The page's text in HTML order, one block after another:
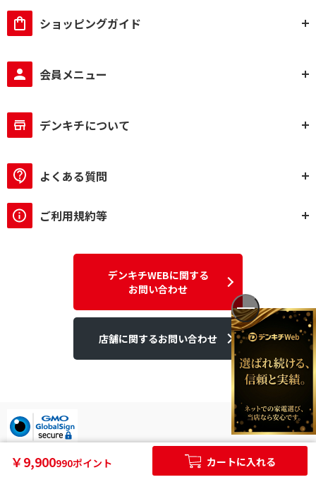
￥9,900990ポイント カートに入れる
ショッピングガイド
会員メニュー
デンキチについて
よくある質問
ご利用規約等
デンキチWEBに関する
お問い合わせ
店舗に関するお問い合わせ
デンキチはGMOグローバルサイン発行のSSL電子証明書を使用して
います。